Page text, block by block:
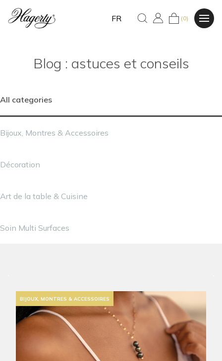
FR (0)
Blog : astuces et conseils
All categories
Bijoux, Montres & Accessoires
Décoration
Art de la table & Cuisine
Soin Multi Surfaces
BIJOUX, MONTRES & ACCESSOIRES